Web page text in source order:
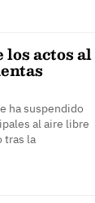
los actos al
ha suspendido
al aire libre
tras la